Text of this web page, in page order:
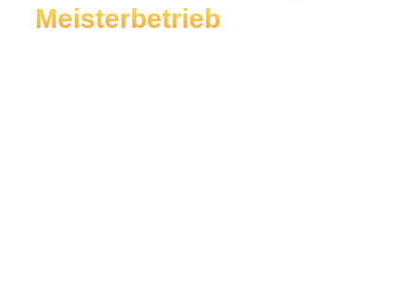
Meisterbetrieb